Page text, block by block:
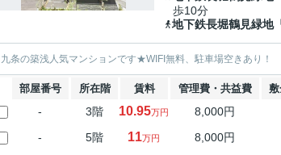
歩10分
地下鉄長堀鶴見緑地
九条の築浅人気マンションです★WIFI無料、駐車場空きあり！
部屋番号 所在階 賃料 管理費・共益費
- 3階 10.95万円 8,000円
- 5階 11万円 8,000円